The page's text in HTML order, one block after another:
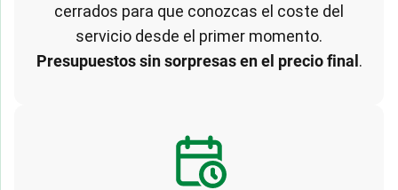
cerrados para que conozcas el coste del
servicio desde el primer momento.
Presupuestos sin sorpresas en el precio final.